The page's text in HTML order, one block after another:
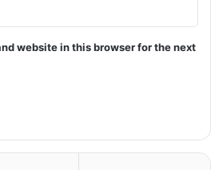
website in this browser for the next